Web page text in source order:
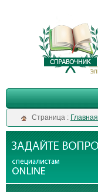
Cтраница : Главная